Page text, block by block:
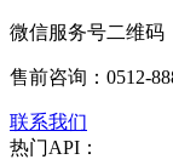
微信服务号二维码
售前咨询： 0512-
联系我们
热门API：